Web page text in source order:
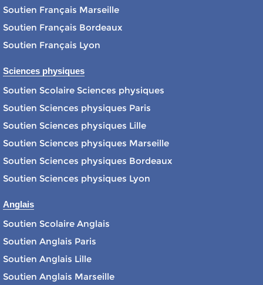
Soutien Français Marseille
Soutien Français Bordeaux
Soutien Français Lyon
Sciences physiques
Soutien Scolaire Sciences physiques
Soutien Sciences physiques Paris
Soutien Sciences physiques Lille
Soutien Sciences physiques Marseille
Soutien Sciences physiques Bordeaux
Soutien Sciences physiques Lyon
Anglais
Soutien Scolaire Anglais
Soutien Anglais Paris
Soutien Anglais Lille
Soutien Anglais Marseille